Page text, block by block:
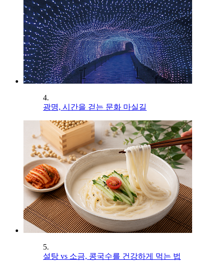
4.
광명, 시간을 걷는 문화 마실길
5.
설탕 vs 소금, 콩국수를 건강하게 먹는 법